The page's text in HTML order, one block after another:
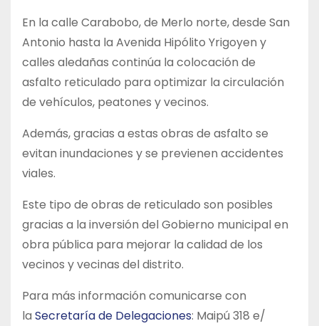
En la calle Carabobo, de Merlo norte, desde San
Antonio hasta la Avenida Hipólito Yrigoyen y
calles aledañas continúa la colocación de
asfalto reticulado para optimizar la circulación
de vehículos, peatones y vecinos.
Además, gracias a estas obras de asfalto se
evitan inundaciones y se previenen accidentes
viales.
Este tipo de obras de reticulado son posibles
gracias a la inversión del Gobierno municipal en
obra pública para mejorar la calidad de los
vecinos y vecinas del distrito.
Para más información comunicarse con
la Secretaría de Delegaciones: Maipú 318 e/